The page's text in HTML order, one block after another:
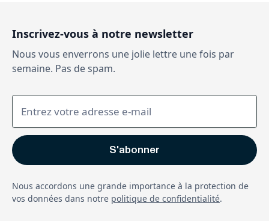
Inscrivez-vous à notre newsletter
Nous vous enverrons une jolie lettre une fois par
semaine. Pas de spam.
Nous accordons une grande importance à la protection de
vos données dans notre politique de confidentialité.